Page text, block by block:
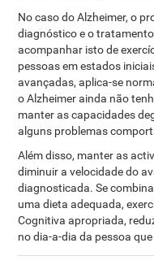
No caso do Alzheimer, o
diagnóstico e o
acompanhar isto de
pessoas em estados
avançadas, aplica-se
o Alzheimer ainda não
manter as capacidades
alguns problemas
Além disso, manter as
diminuir a velocidade do
diagnosticada. Se
uma dieta adequada,
Cognitiva apropriada,
no dia-a-dia da pessoa